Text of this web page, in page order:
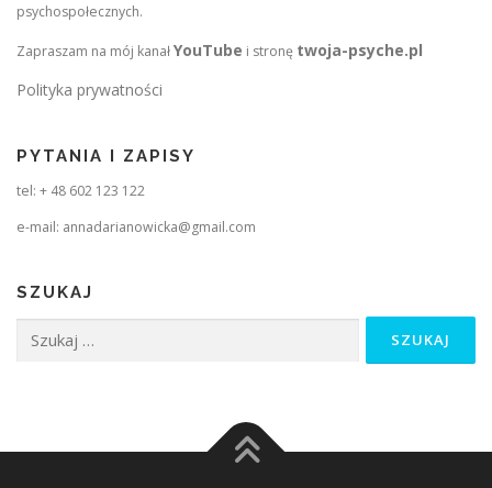
psychospołecznych.
Zapraszam na mój kanałYouTube i stronę twoja-psyche.pl
Polityka prywatności
PYTANIA I ZAPISY
tel: + 48 602 123 122
e-mail: annadarianowicka@gmail.com
SZUKAJ